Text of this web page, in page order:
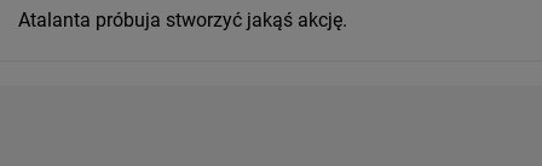
Atalanta próbuja stworzyć jakąś akcję.